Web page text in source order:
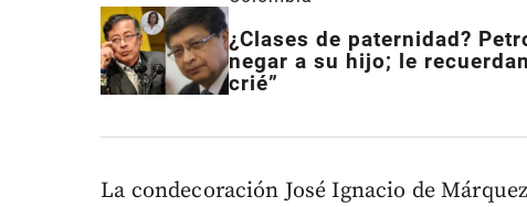
¿Clases de paternidad?
negar a su hijo; le
crié”
La condecoración José Ignacio de